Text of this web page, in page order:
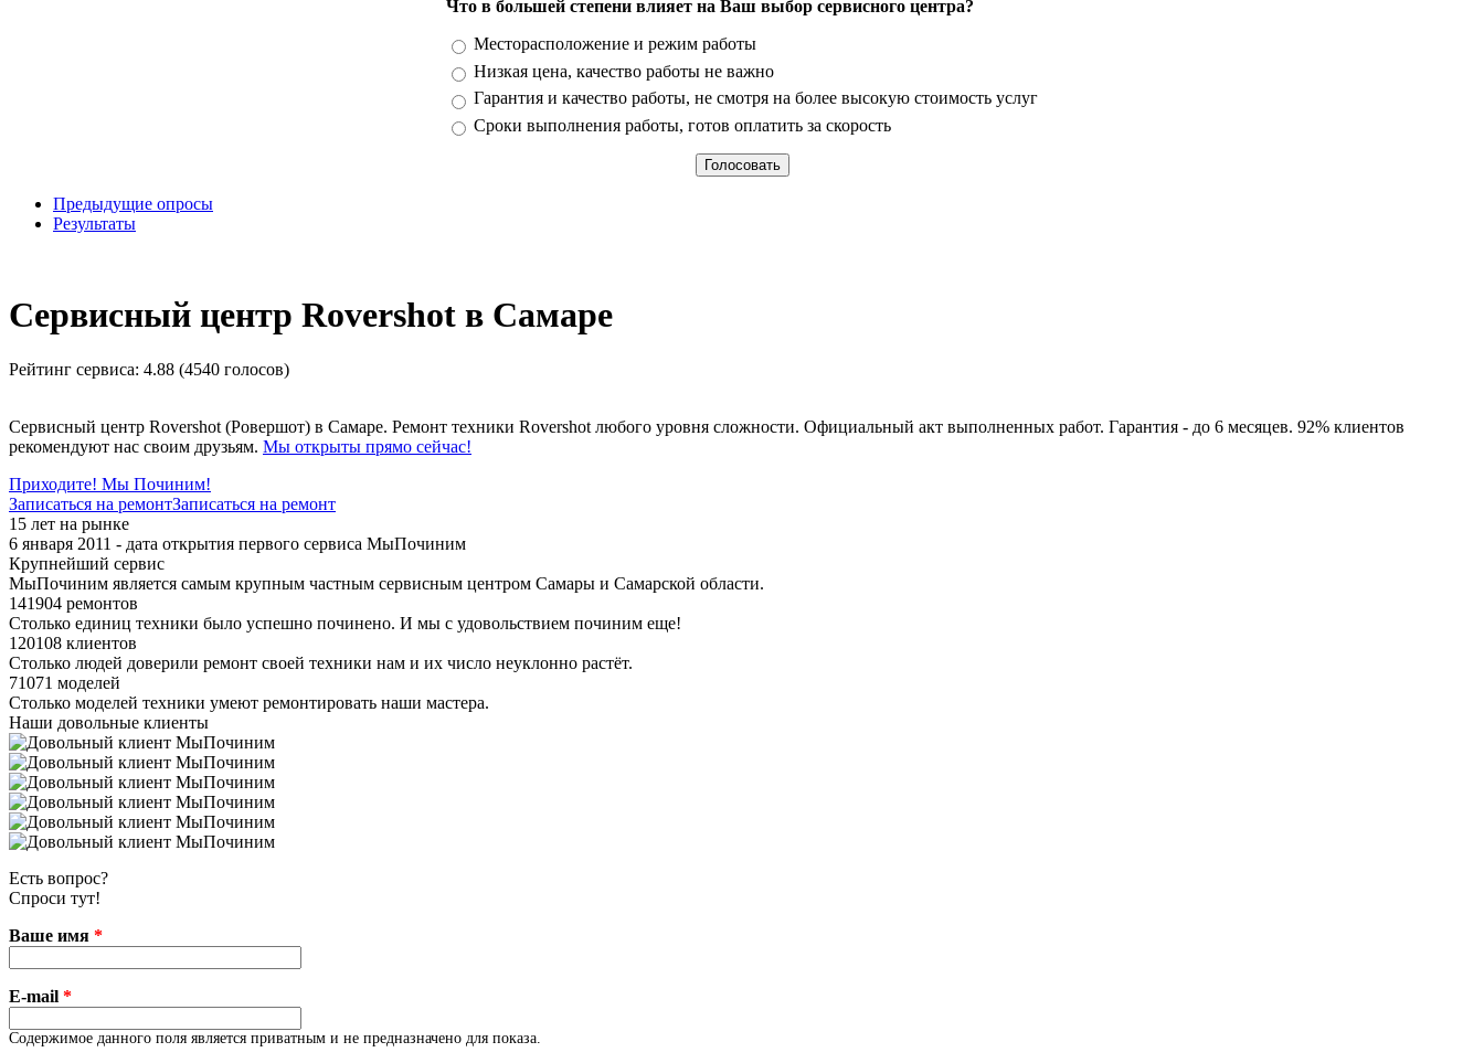
Что в большей степени влияет на Ваш выбор сервисного центра?
Варианты
Месторасположение и режим работы
Низкая цена, качество работы не важно
Гарантия и качество работы, не смотря на более высокую стоимость услуг
Сроки выполнения работы, готов оплатить за скорость
Предыдущие опросы
Результаты
Сервисный центр Rovershot в Самаре
Рейтинг сервиса: 4.88 (4540 голосов)
Сервисный центр Rovershot (Ровершот) в Самаре. Ремонт техники Rovershot любого уровня сложности. Официальный акт выполненных работ. Гарантия - до 6 месяцев. 92% клиентов
рекомендуют нас своим друзьям. Мы открыты прямо сейчас!
Приходите! Мы Починим!
Записаться на ремонтЗаписаться на ремонт
15 лет на рынке
6 января 2011 - дата открытия первого сервиса МыПочиним
Крупнейший сервис
МыПочиним является самым крупным частным сервисным центром Самары и Самарской области.
141904 ремонтов
Столько единиц техники было успешно починено. И мы с удовольствием починим еще!
120108 клиентов
Столько людей доверили ремонт своей техники нам и их число неуклонно растёт.
71071 моделей
Столько моделей техники умеют ремонтировать наши мастера.
Наши довольные клиенты
Есть вопрос?
Спроси тут!
Ваше имя *
E-mail *
Содержимое данного поля является приватным и не предназначено для показа.